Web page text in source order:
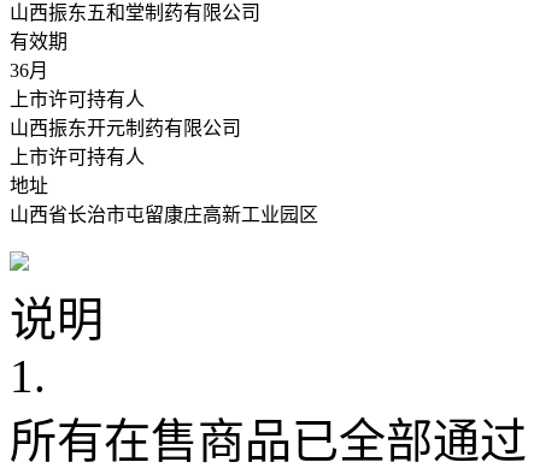
山西振东五和堂制药有限公司
有效期
36月
上市许可持有人
山西振东开元制药有限公司
上市许可持有人
地址
山西省长治市屯留康庄高新工业园区
说明
1.
所有在售商品已全部通